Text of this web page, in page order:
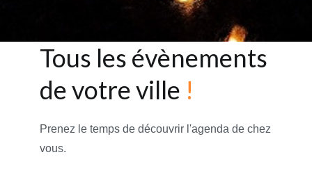
Tous les évènements
de votre ville !
Prenez le temps de découvrir l'agenda de chez
vous.